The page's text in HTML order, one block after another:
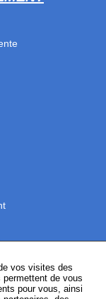
vos visites des
de vous
pour vous, ainsi